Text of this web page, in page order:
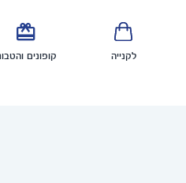
לקנייה

קופונים